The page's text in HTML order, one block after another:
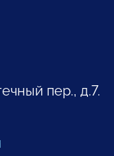
пер., д.7.